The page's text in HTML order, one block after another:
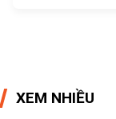
XEM NHIỀU